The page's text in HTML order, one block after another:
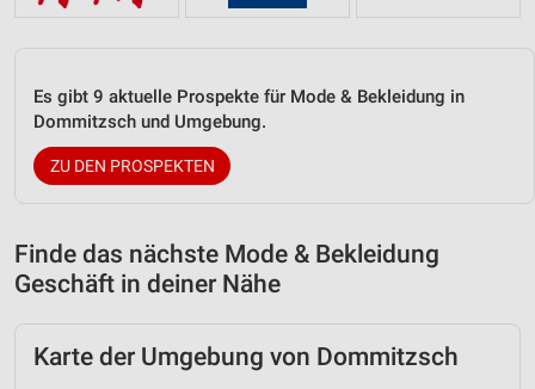
Es gibt 9 aktuelle Prospekte für Mode & Bekleidung in
Dommitzsch und Umgebung.
ZU DEN PROSPEKTEN
Finde das nächste Mode & Bekleidung
Geschäft in deiner Nähe
Karte der Umgebung von Dommitzsch